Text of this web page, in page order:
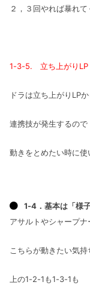
２，３回やれば暴れて
1-3-5. 立ち上がりLP
ドラは立ち上がりLPか
連携技が発生するので
動きをとめたい時に使
1-4．基本は「様
アサルトやシャープナ
こちらが動きたい気持
上の1-2-1も1-3-1も